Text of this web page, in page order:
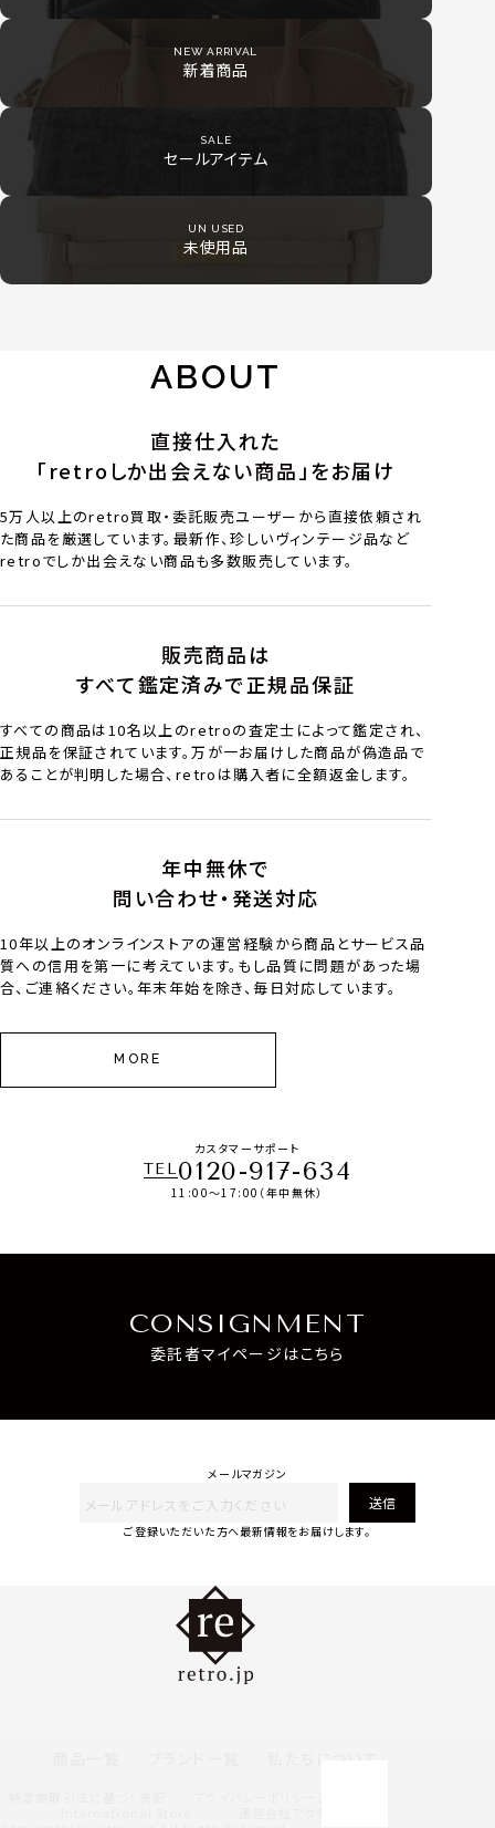
NEW ARRIVAL
新着商品
SALE
セールアイテム
UN USED
未使用品
ABOUT
直接仕入れた
「retroしか出会えない商品」をお届け
5万人以上のretro買取・委託販売ユーザーから直接依頼され
た商品を厳選しています。最新作、珍しいヴィンテージ品など
retroでしか出会えない商品も多数販売しています。
販売商品は
すべて鑑定済みで正規品保証
すべての商品は10名以上のretroの査定士によって鑑定され、
正規品を保証されています。万が一お届けした商品が偽造品で
あることが判明した場合、retroは購入者に全額返金します。
年中無休で
問い合わせ・発送対応
10年以上のオンラインストアの運営経験から商品とサービス品
質への信用を第一に考えています。もし品質に問題があった場
合、ご連絡ください。年末年始を除き、毎日対応しています。
MORE
カスタマーサポート
TEL0120-917-634
11:00～17:00（年中無休）
CONSIGNMENT
委託者マイページはこちら
メールマガジン
送信
ご登録いただいた方へ最新情報をお届けします。